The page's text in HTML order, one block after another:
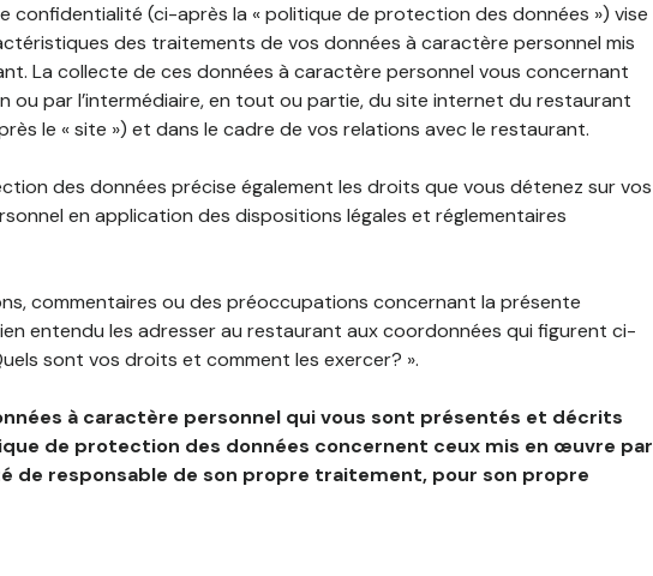
confidentialité (ci-après la « politique de protection des données ») vise
des traitements de vos données à caractère personnel mis
La collecte de ces données à caractère personnel vous concernant
ou par l’intermédiaire, en tout ou partie, du site internet du restaurant
le « site ») et dans le cadre de vos relations avec le restaurant.
des données précise également les droits que vous détenez sur vos
en application des dispositions légales et réglementaires
commentaires ou des préoccupations concernant la présente
entendu les adresser au restaurant aux coordonnées qui figurent ci-
sont vos droits et comment les exercer? ».
à caractère personnel qui vous sont présentés et décrits
de protection des données concernent ceux mis en œuvre par
de responsable de son propre traitement, pour son propre